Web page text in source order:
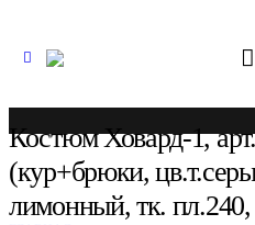
Костюм Ховард-1,
(кур+брюки,
лимонный, тк.